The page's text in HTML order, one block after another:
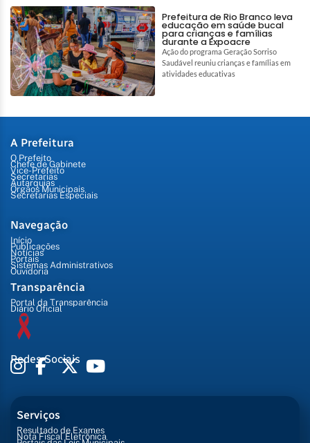
Prefeitura de Rio Branco leva
educação em saúde bucal
para crianças e famílias
durante a Expoacre
Ação do programa Geração Sorriso
Saudável reuniu crianças e famílias em
atividades educativas
A Prefeitura
O Prefeito
Chefe de Gabinete
Vice-Prefeito
Secretarias
Autarquias
Órgãos Municipais
Secretarias Especiais
Navegação
Início
Publicações
Notícias
Portais
Sistemas Administrativos
Ouvidoria
Transparência
Portal da Transparência
Diário Oficial
Redes Sociais
Serviços
Resultado de Exames
Nota Fiscal Eletrônica